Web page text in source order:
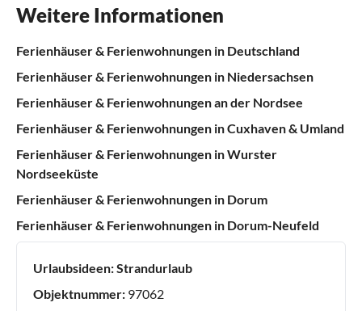
Weitere Informationen
Ferienhäuser & Ferienwohnungen in Deutschland
Ferienhäuser & Ferienwohnungen in Niedersachsen
Ferienhäuser & Ferienwohnungen an der Nordsee
Ferienhäuser & Ferienwohnungen in Cuxhaven & Umland
Ferienhäuser & Ferienwohnungen in Wurster
Nordseeküste
Ferienhäuser & Ferienwohnungen in Dorum
Ferienhäuser & Ferienwohnungen in Dorum-Neufeld
Urlaubsideen:Strandurlaub
Objektnummer: 97062